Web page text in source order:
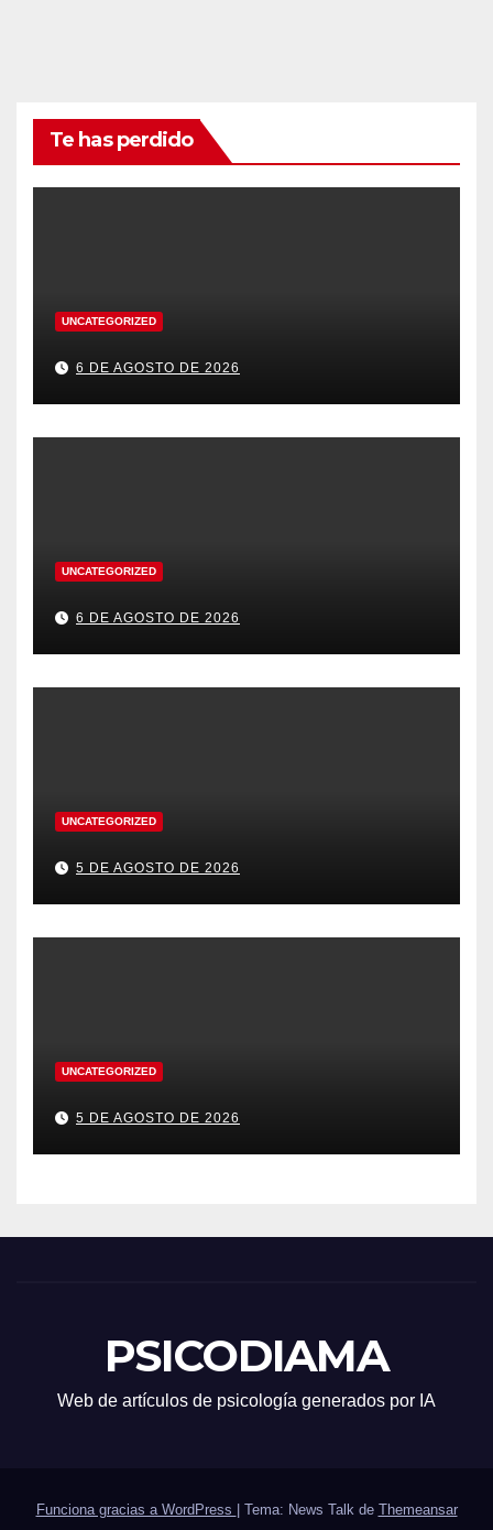
Te has perdido
UNCATEGORIZED
6 DE AGOSTO DE 2026
UNCATEGORIZED
6 DE AGOSTO DE 2026
UNCATEGORIZED
5 DE AGOSTO DE 2026
UNCATEGORIZED
5 DE AGOSTO DE 2026
PSICODIAMA
Web de artículos de psicología generados por IA
Funciona gracias a WordPress Tema: News Talk de Themeansar